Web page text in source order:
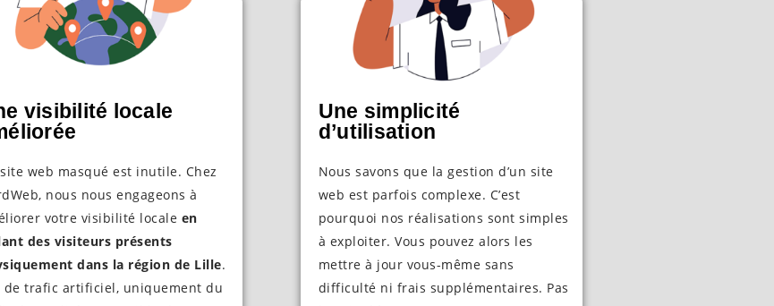
visibilité locale
web masqué est inutile. Chez
nous nous engageons à
votre visibilité locale en
des visiteurs présents
dans la région de Lille.
de trafic artificiel, uniquement du
Une simplicité
d’utilisation
Nous savons que la gestion d’un site
web est parfois complexe. C’est
pourquoi nos réalisations sont simples
à exploiter. Vous pouvez alors les
mettre à jour vous-même sans
difficulté ni frais supplémentaires. Pas